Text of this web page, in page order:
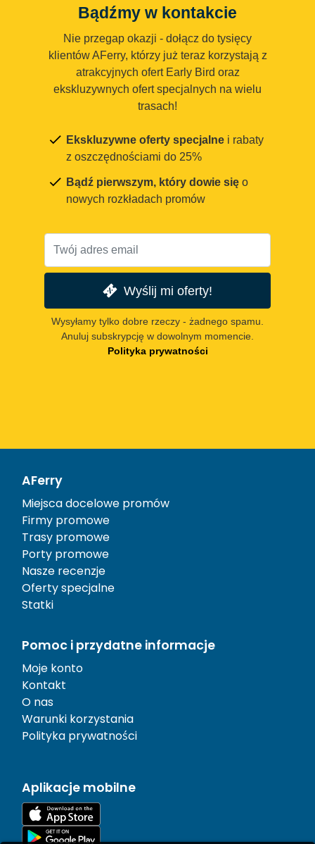
Bądźmy w kontakcie
Nie przegap okazji - dołącz do tysięcy
klientów AFerry, którzy już teraz korzystają z
atrakcyjnych ofert Early Bird oraz
ekskluzywnych ofert specjalnych na wielu
trasach!
Ekskluzywne oferty specjalne i rabaty
z oszczędnościami do 25%
Bądź pierwszym, który dowie się o
nowych rozkładach promów
Wyślij mi oferty!
Wysyłamy tylko dobre rzeczy - żadnego spamu.
Anuluj subskrypcję w dowolnym momencie.
Polityka prywatności
AFerry
Miejsca docelowe promów
Firmy promowe
Trasy promowe
Porty promowe
Nasze recenzje
Oferty specjalne
Statki
Pomoc i przydatne informacje
Moje konto
Kontakt
O nas
Warunki korzystania
Polityka prywatności
Aplikacje mobilne